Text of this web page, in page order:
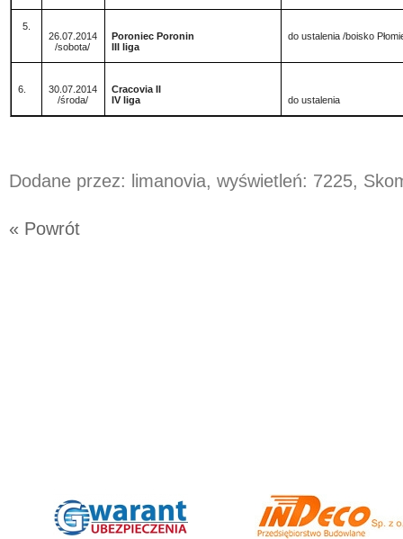
5.
26.07.2014
/sobota/
Poroniec Poronin
III liga
do ustalenia /boisko
6.
30.07.2014
/środa/
Cracovia II
IV liga
do ustalenia
Dodane przez: limanovia, wyświetleń: 7225,
« Powrót